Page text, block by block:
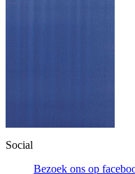
Social
Bezoek ons op